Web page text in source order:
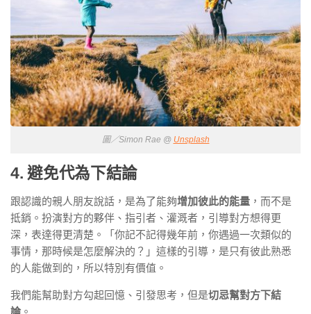
圖／Simon Rae @ Unsplash
4. 避免代為下結論
跟認識的親人朋友說話，是為了能夠增加彼此的能量 ，而不是
抵銷。扮演對方的夥伴、指引者、灌溉者，引導對方想得更
深，表達得更清楚。「你記不記得幾年前，你遇過一次類似的
事情，那時候是怎麼解決的？」這樣的引導，是只有彼此熟悉
的人能做到的，所以特別有價值。
我們能幫助對方勾起回憶、引發思考，但是切忌幫對方下結
論 。